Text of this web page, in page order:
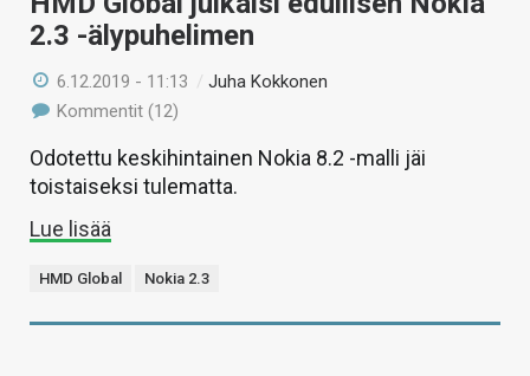
2.3 -älypuhelimen
6.12.2019 - 11:13 /Juha Kokkonen
Kommentit (12)
Odotettu keskihintainen Nokia 8.2 -malli jäi
toistaiseksi tulematta.
Lue lisää
HMD Global Nokia 2.3